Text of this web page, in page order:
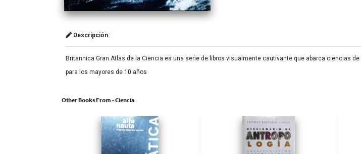
Descripción:
Britannica Gran Atlas de la Ciencia es una serie de libros visualmente cautivante que abarca ciencias
para los mayores de 10 años
Other Books From - Ciencia